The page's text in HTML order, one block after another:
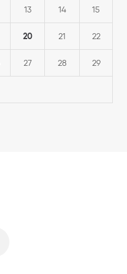
13 14 15
20 21 22
27 28 29